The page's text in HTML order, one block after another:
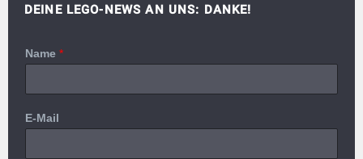
DEINE LEGO-NEWS AN UNS: DANKE!
Name *
E-Mail